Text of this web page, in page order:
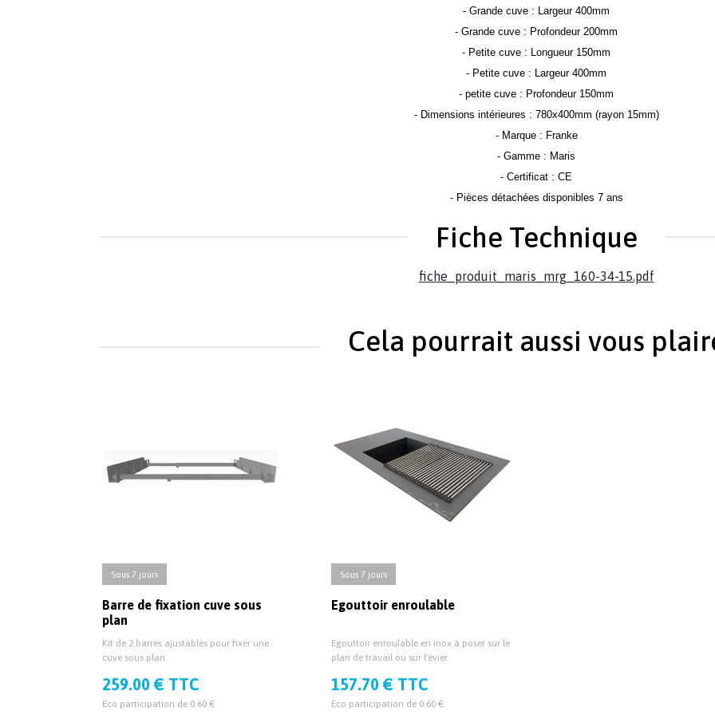
- Grande cuve : Largeur 400mm
- Grande cuve : Profondeur 200mm
- Petite cuve : Longueur 150mm
- Petite cuve : Largeur 400mm
- petite cuve : Profondeur 150mm
- Dimensions intérieures : 780x400mm (rayon 15mm)
- Marque : Franke
- Gamme : Maris
- Certificat : CE
- Pièces détachées disponibles 7 ans
Fiche Technique
fiche_produit_maris_mrg_160-34-15.pdf
Cela pourrait aussi vous
Sous 7 jours
Barre de fixation cuve sous
plan
Kit de 2 barres ajustables pour fixer une
cuve sous plan.
259.00 € TTC
Eco participation de 0.60 €
Sous 7 jours
Egouttoir enroulable
Egouttoir enroulable en inox à poser sur le
plan de travail ou sur l'évier.
157.70 € TTC
Eco participation de 0.60 €